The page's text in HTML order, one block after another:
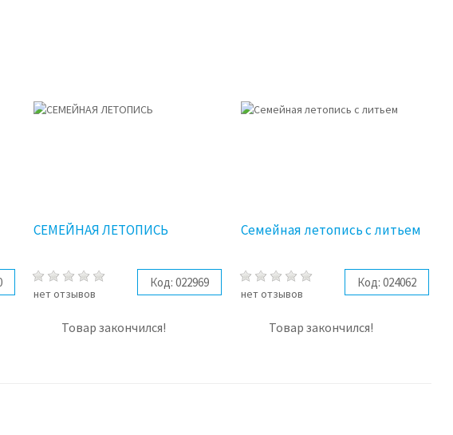
СЕМЕЙНАЯ ЛЕТОПИСЬ
нет отзывов
Код: 022969
Товар закончился!
Семейная летопись с литьем
нет отзывов
Код: 024062
Товар закончился!